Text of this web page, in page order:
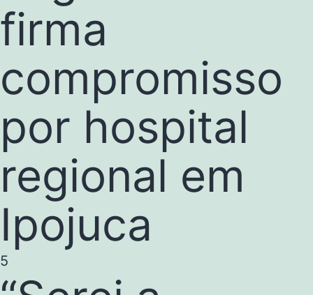
firma
compromisso
por hospital
regional em
Ipojuca
5